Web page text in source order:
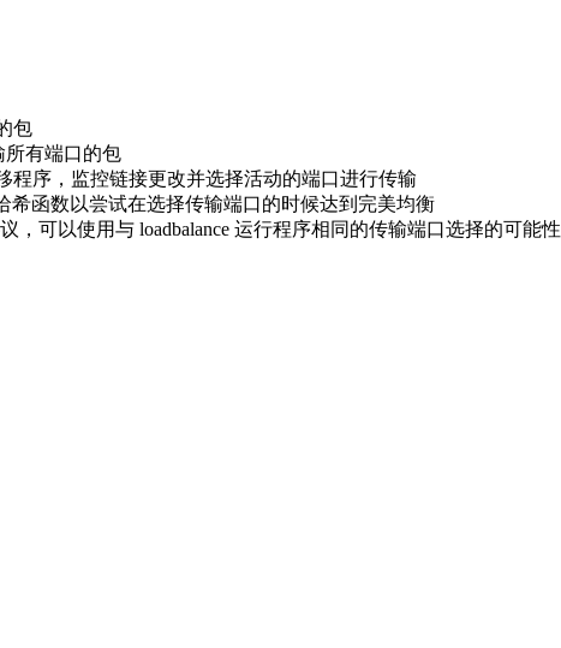
包
所有端口的包
程序，监控链接更改并选择活动的端口进行传输
希函数以尝试在选择传输端口的时候达到完美均衡
，可以使用与 loadbalance 运行程序相同的传输端口选择的可能性